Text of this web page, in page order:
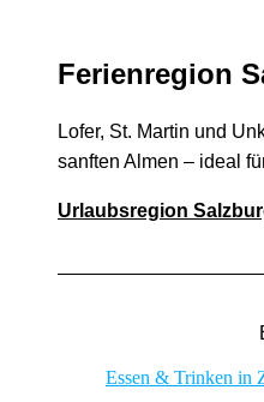
Ferienregion
Lofer, St. Martin und
sanften Almen – ideal
Urlaubsregion
Essen & Trinken in